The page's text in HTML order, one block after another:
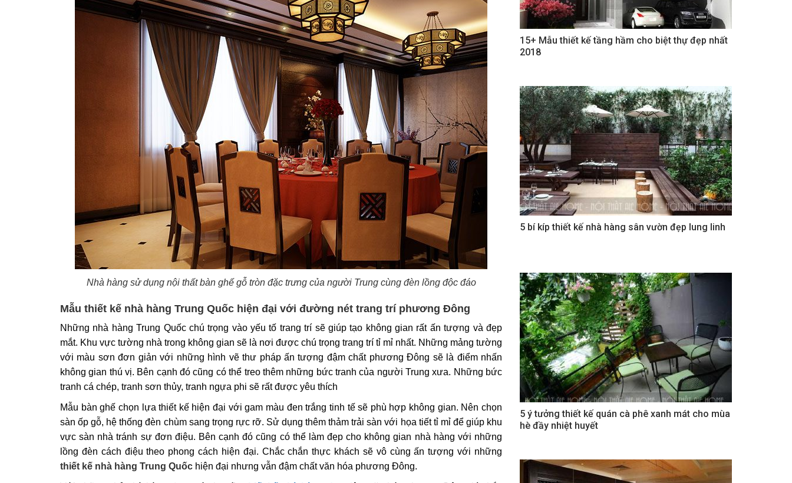
Nhà hàng sử dụng nội thất bàn ghế gỗ tròn đặc trưng của người Trung cùng đèn lồng độc đáo
Mẫu thiết kế nhà hàng Trung Quốc hiện đại với đường nét trang trí phương Đông
Những nhà hàng Trung Quốc chú trọng vào yếu tố trang trí sẽ giúp tạo không gian rất ấn tượng và đẹp
mắt. Khu vực tường nhà trong không gian sẽ là nơi được chú trọng trang trí tỉ mỉ nhất. Những mảng tường
với màu sơn đơn giản với những hình vẽ thư pháp ấn tượng đậm chất phương Đông sẽ là điểm nhấn
không gian thú vị. Bên cạnh đó cũng có thể treo thêm những bức tranh của người Trung xưa. Những bức
tranh cá chép, tranh sơn thủy, tranh ngựa phi sẽ rất được yêu thích
Mẫu bàn ghế chọn lựa thiết kế hiện đại với gam màu đen trắng tinh tế sẽ phù hợp không gian. Nên chọn
sàn ốp gỗ, hệ thống đèn chùm sang trọng rực rỡ. Sử dụng thêm thảm trải sàn với họa tiết tỉ mỉ để giúp khu
vực sàn nhà tránh sự đơn điệu. Bên cạnh đó cũng có thể làm đẹp cho không gian nhà hàng với những
lồng đèn cách điệu theo phong cách hiện đại. Chắc chắn thực khách sẽ vô cùng ấn tượng với những
thiết kế nhà hàng Trung Quốc hiện đại nhưng vẫn đậm chất văn hóa phương Đông.
15+ Mẫu thiết kế tầng hầm cho biệt thự đẹp nhất
2018
5 bí kíp thiết kế nhà hàng sân vườn đẹp lung linh
5 ý tưởng thiết kế quán cà phê xanh mát cho mùa
hè đầy nhiệt huyết